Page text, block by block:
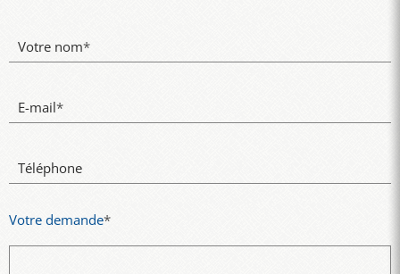
Votre nom*
E-mail*
Téléphone
Votre demande*